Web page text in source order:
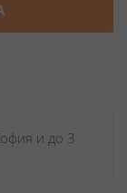
и до 3